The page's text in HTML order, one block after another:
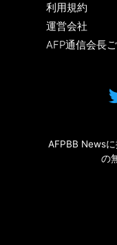
利用規約
運営会社
AFP通信会長
AFPBB News
の